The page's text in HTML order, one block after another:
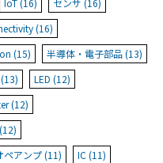
IoT (16)
センサ (16)
(16)
(15)
半導体・電子部品 (13)
LED (12)
(12)
ペアンプ (11)
IC (11)